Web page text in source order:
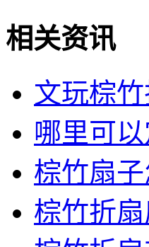
相关资讯
文玩棕
哪里可
棕竹扇
棕竹折